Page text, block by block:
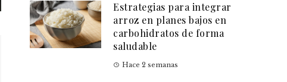
Estrategias para integrar
arroz en planes bajos en
carbohidratos de forma
saludable
Hace 2 semanas